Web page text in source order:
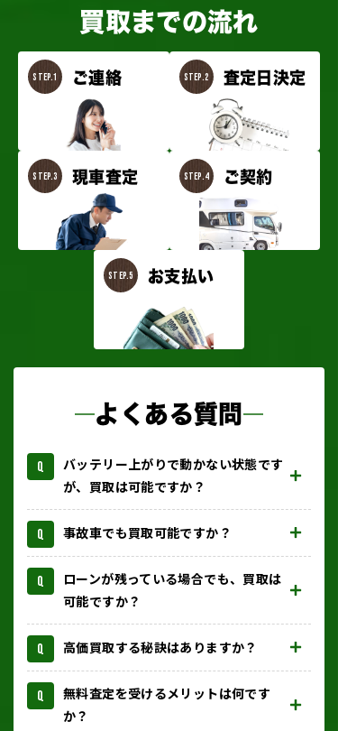
買取までの流れ
ご連絡 査定日決定
現車査定 ご契約
お支払い
よくある質問
バッテリー上がりで動かない状態です
が、買取は可能ですか？
事故車でも買取可能ですか？
ローンが残っている場合でも、買取は
可能ですか？
高価買取する秘訣はありますか？
無料査定を受けるメリットは何です
か？